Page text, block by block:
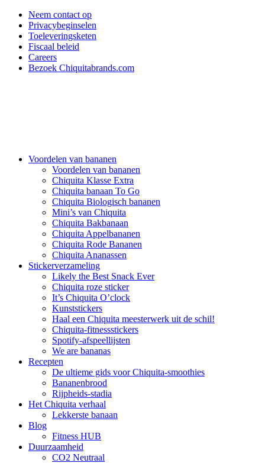
Neem contact op
Privacybeginselen
Toeleveringsketen
Fiscaal beleid
Careers
Bezoek Chiquitabrands.com
Voordelen van bananen
Voordelen van bananen
Chiquita Klasse Extra
Chiquita banaan To Go
Chiquita Biologisch bananen
Mini’s van Chiquita
Chiquita Bakbanaan
Chiquita Appelbananen
Chiquita Rode Bananen
Chiquita Ananassen
Stickerverzameling
Likely the Best Snack Ever
Chiquita roze sticker
It’s Chiquita O’clock
Kunststickers
Haal een Chiquita meesterwerk uit de schil!
Chiquita-fitnessstickers
Spotify-afspeellijsten
We are bananas
Recepten
De ultieme gids voor Chiquita-smoothies
Bananenbrood
Rijpheids-stadia
Het Chiquita verhaal
Lekkerste banaan
Blog
Fitness HUB
Duurzaamheid
CO2 Neutraal